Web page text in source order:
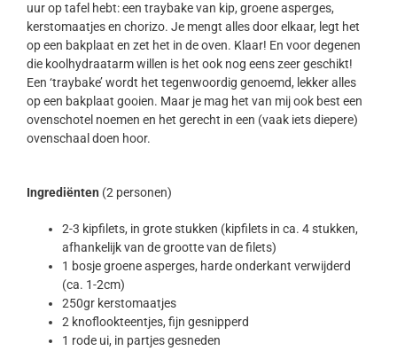
uur op tafel hebt: een traybake van kip, groene asperges,
kerstomaatjes en chorizo. Je mengt alles door elkaar, legt het
op een bakplaat en zet het in de oven. Klaar! En voor degenen
die koolhydraatarm willen is het ook nog eens zeer geschikt!
Een ‘traybake’ wordt het tegenwoordig genoemd, lekker alles
op een bakplaat gooien. Maar je mag het van mij ook best een
ovenschotel noemen en het gerecht in een (vaak iets diepere)
ovenschaal doen hoor.
Ingrediënten (2 personen)
2-3 kipfilets, in grote stukken (kipfilets in ca. 4 stukken,
afhankelijk van de grootte van de filets)
1 bosje groene asperges, harde onderkant verwijderd
(ca. 1-2cm)
250gr kerstomaatjes
2 knoflookteentjes, fijn gesnipperd
1 rode ui, in partjes gesneden